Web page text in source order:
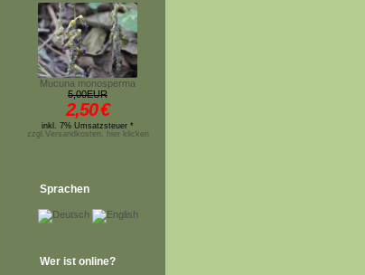
Mucuna monosperma
5,00EUR
2,50€
inkl. 7% Umsatzsteuer *
zzgl.Versandkosten, hier klicken
Sprachen
Wer ist online?